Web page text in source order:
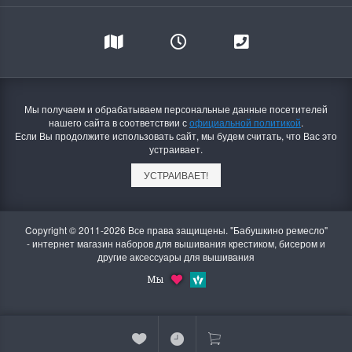
Мы получаем и обрабатываем персональные данные посетителей
нашего сайта в соответствии софициальной политикой.
Если Вы продолжите использовать сайт, мы будем считать, что Вас это
устраивает.
УСТРАИВАЕТ!
Copyright © 2011-2026 Все права защищены. "Бабушкино ремесло"
- интернет магазин наборов для вышивания крестиком, бисером и
другие аксессуары для вышивания
Мы